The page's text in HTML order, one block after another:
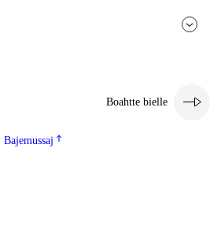
Boahtte bielle
Bajemussaj